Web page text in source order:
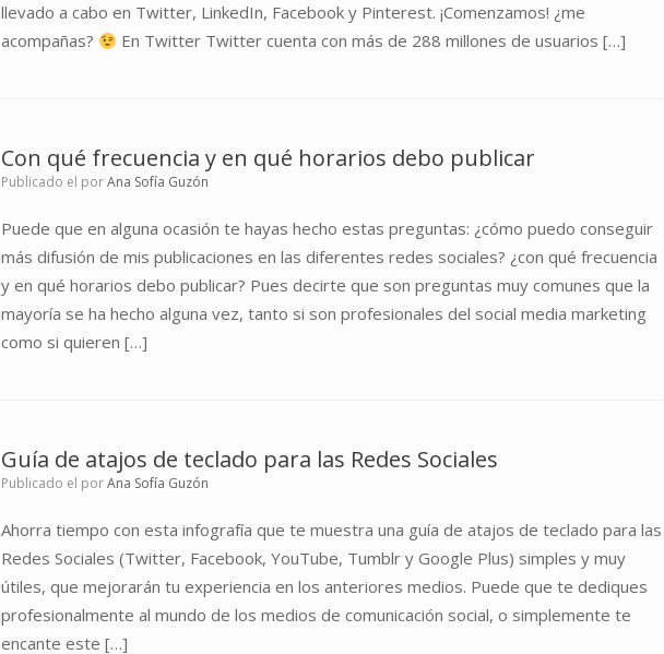
llevado a cabo en Twitter, LinkedIn, Facebook y Pinterest. ¡Comenzamos! ¿me
acompañas?
En Twitter Twitter cuenta con más de 288 millones de usuarios […]
Con qué frecuencia y en qué horarios debo publicar
Publicado el porAna Sofía Guzón
Puede que en alguna ocasión te hayas hecho estas preguntas: ¿cómo puedo conseguir
más difusión de mis publicaciones en las diferentes redes sociales? ¿con qué frecuencia
y en qué horarios debo publicar? Pues decirte que son preguntas muy comunes que la
mayoría se ha hecho alguna vez, tanto si son profesionales del social media marketing
como si quieren […]
Guía de atajos de teclado para las Redes Sociales
Publicado el porAna Sofía Guzón
Ahorra tiempo con esta infografía que te muestra una guía de atajos de teclado para las
Redes Sociales (Twitter, Facebook, YouTube, Tumblr y Google Plus) simples y muy
útiles, que mejorarán tu experiencia en los anteriores medios. Puede que te dediques
profesionalmente al mundo de los medios de comunicación social, o simplemente te
encante este […]